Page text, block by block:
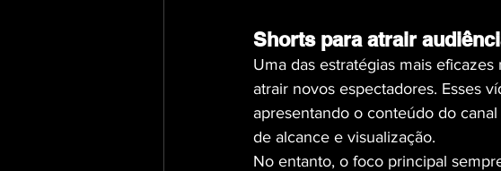
Shorts para atrair
Uma das estratégias mais
atrair novos espectadores. Esses
apresentando o conteúdo do
de alcance e visualização.
No entanto, o foco principal